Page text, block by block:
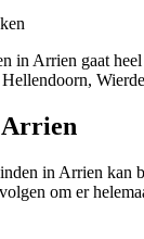
in Arrien gaat
Arrien
in Arrien kan
om er